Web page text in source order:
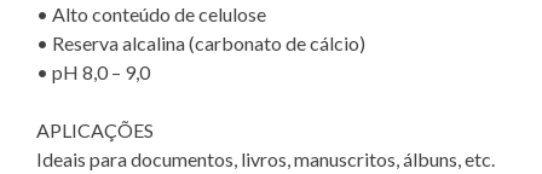
• Alto conteúdo de celulose
• Reserva alcalina (carbonato de cálcio)
• pH 8,0 – 9,0
APLICAÇÕES
Ideais para documentos, livros, manuscritos, álbuns, etc.